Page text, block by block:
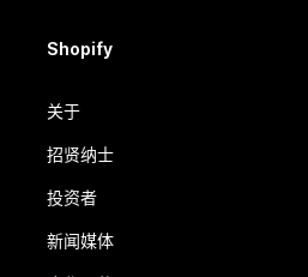
Shopify
关于
招贤纳士
投资者
新闻媒体